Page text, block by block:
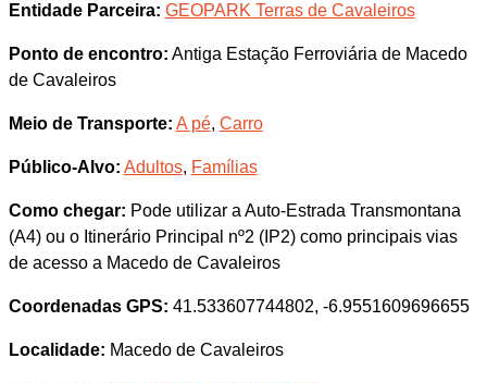
Entidade Parceira: GEOPARK Terras de Cavaleiros
Ponto de encontro: Antiga Estação Ferroviária de Macedo
de Cavaleiros
Meio de Transporte: A pé, Carro
Público-Alvo: Adultos, Famílias
Como chegar: Pode utilizar a Auto-Estrada Transmontana
(A4) ou o Itinerário Principal nº2 (IP2) como principais vias
de acesso a Macedo de Cavaleiros
Coordenadas GPS: 41.533607744802, -6.9551609696655
Localidade: Macedo de Cavaleiros